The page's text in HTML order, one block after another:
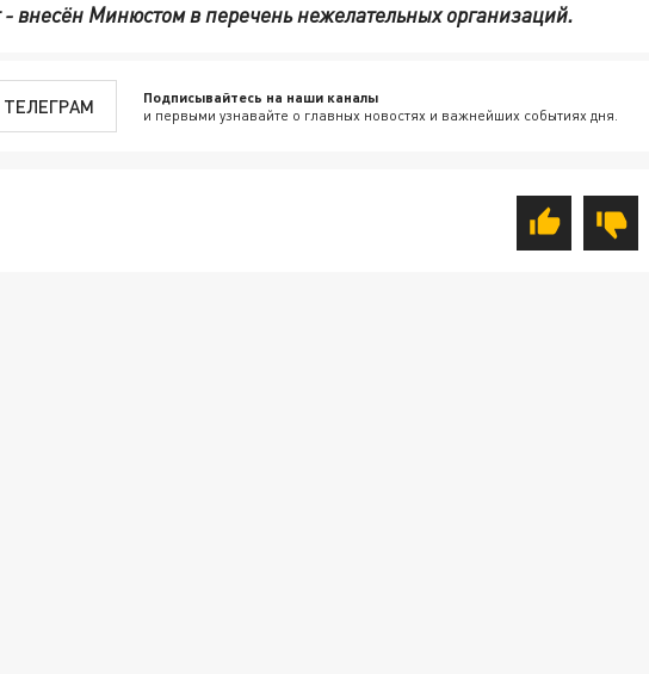
- внесён Минюстом в перечень нежелательных организаций.
ТЕЛЕГРАМ Подписывайтесь на наши каналы
и первыми узнавайте о главных новостях и важнейших событиях дня.